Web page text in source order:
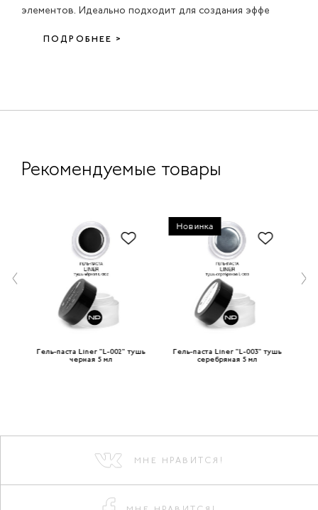
элементов. Идеально подходит для создания эффе
ПОДРОБНЕЕ >
Рекомендуемые товары
Гель-паста Liner "L-002" тушь
черная 5 мл
Новинка
Гель-паста Liner "L-003" тушь
серебряная 5 мл
МНЕ НРАВИТСЯ!